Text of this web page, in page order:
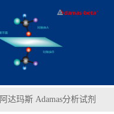
阿达玛斯 Adamas分析试剂